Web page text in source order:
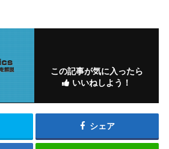
この記事が気に入ったら
いいねしよう！
シェア